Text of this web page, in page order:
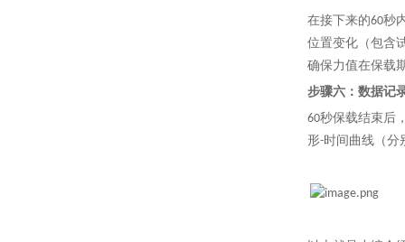
在接下来的60秒
位置变化（包含
确保力值在保载
步骤六：数据记
60秒保载结束后
形-时间曲线（分